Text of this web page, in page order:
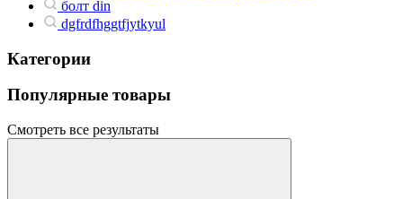
болт din
dgfrdfhggtfjytkyul
Категории
Популярные товары
Смотреть все результаты